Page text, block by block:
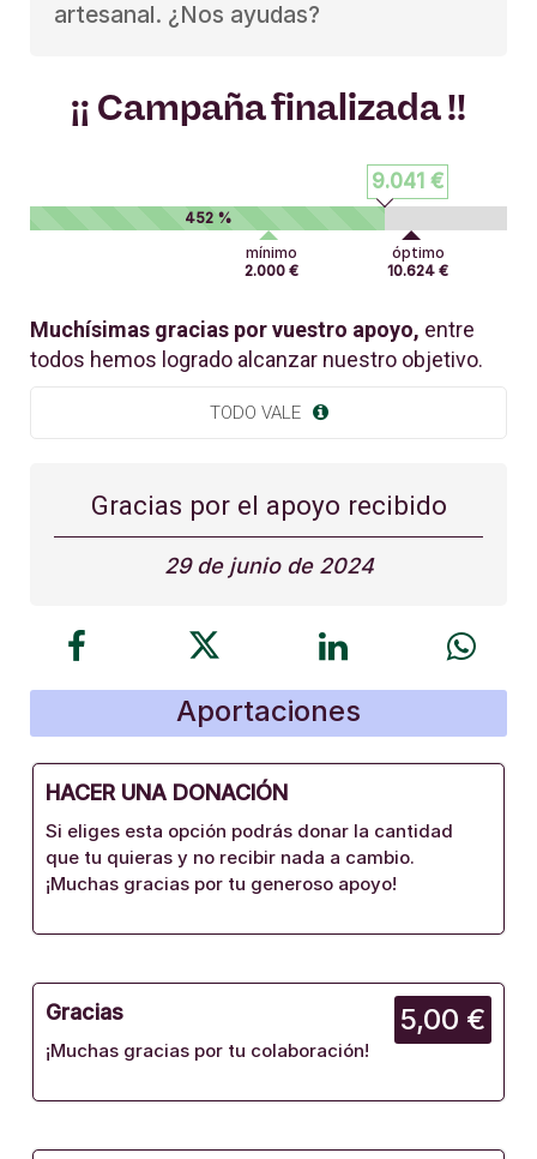
artesanal. ¿Nos ayudas?
¡¡ Campaña finalizada !!
9.041 €
452 %
mínimo
2.000 €
óptimo
10.624 €
Muchísimas gracias por vuestro apoyo, entre
todos hemos logrado alcanzar nuestro objetivo.
TODO VALE
Gracias por el apoyo recibido
29 de junio de 2024
Aportaciones
HACER UNA DONACIÓN
Si eliges esta opción podrás donar la cantidad
que tu quieras y no recibir nada a cambio.
¡Muchas gracias por tu generoso apoyo!
5,00 €
Gracias
¡Muchas gracias por tu colaboración!